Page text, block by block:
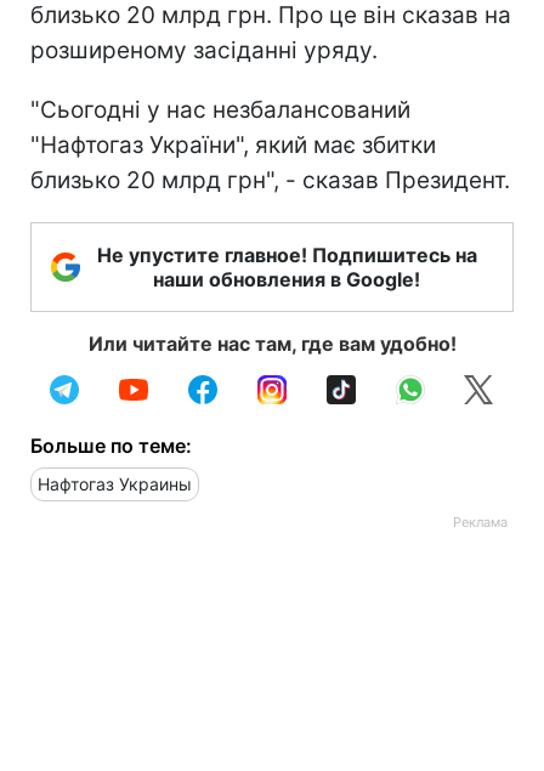
близько 20 млрд грн. Про це він сказав на
розширеному засіданні уряду.
"Сьогодні у нас незбалансований
"Нафтогаз України", який має збитки
близько 20 млрд грн", - сказав Президент.
Не упустите главное! Подпишитесь на
наши обновления в Google!
Или читайте нас там, где вам удобно!
Больше по теме:
Нафтогаз Украины